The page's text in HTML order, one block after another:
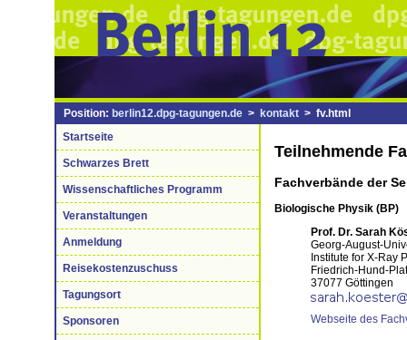
Position: berlin12.dpg-tagungen.de > kontakt > fv.html
Startseite
Schwarzes Brett
Wissenschaftliches Programm
Veranstaltungen
Anmeldung
Reisekostenzuschuss
Tagungsort
Sponsoren
Teilnehmende
Fachverbände der
Biologische Physik (BP)
Prof. Dr. Sarah
Georg-August-
Institute for X-Ray
Friedrich-Hund-
37077 Göttingen
Webseite des